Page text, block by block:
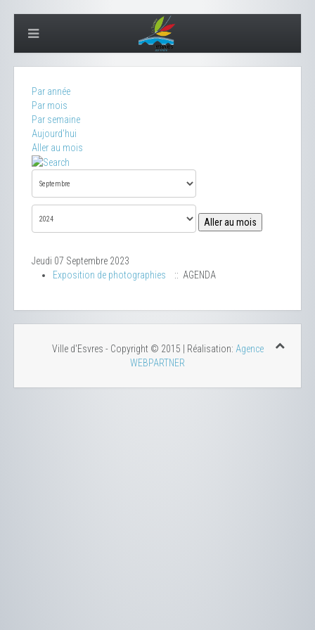
Par année
Par mois
Par semaine
Aujourd'hui
Aller au mois
Aller au mois
Jeudi 07 Septembre 2023
Exposition de photographies
:: AGENDA
Ville d'Esvres - Copyright © 2015 | Réalisation: Agence
WEBPARTNER